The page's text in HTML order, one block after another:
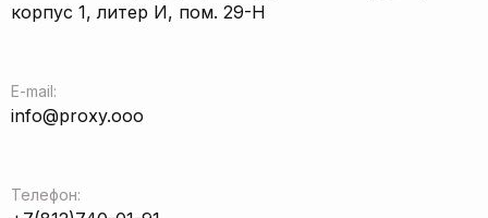
корпус 1, литер И, пом. 29-Н
E-mail:
info@proxy.ooo
Телефон: